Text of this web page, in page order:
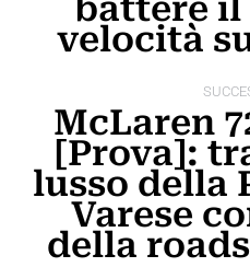
postbattere il
velocità
McLaren
[Prova]:
lusso della
Varese
della